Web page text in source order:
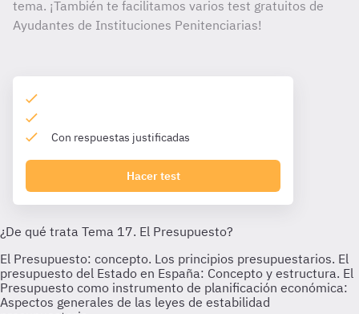
tema. ¡También te facilitamos varios test gratuitos de
Ayudantes de Instituciones Penitenciarias!
Con respuestas justificadas
Hacer test